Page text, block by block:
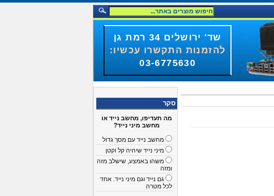
שד' ירושלים 34 רמת גן
להזמנות התקשרו עכשיו:
03-6775630
סקר
מה תעדיפו, מחשב נייד או
מחשב מיני נייד?
מחשב נייד עם מסך גדול
מיני נייד שיהיה קל וקטן
משהו באמצע, שישלב מזה
ומזה
גם נייד וגם מיני נייד. אחד
לכל מטרה